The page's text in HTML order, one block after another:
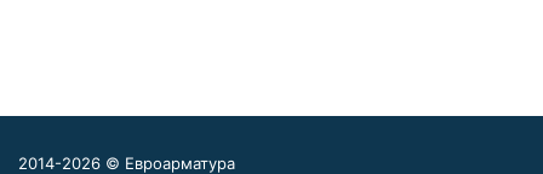
2014-2026 © Евроарматура